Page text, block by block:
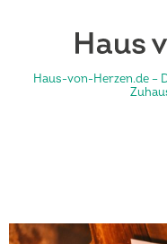
Haus-von-Herzen.de –